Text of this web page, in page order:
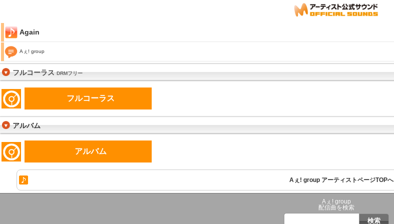
Again
Aぇ! group
フルコーラスDRMフリー
フルコーラス
アルバム
アルバム
Aぇ! group アーティストページTOPへ
Aぇ! group
配信曲を検索